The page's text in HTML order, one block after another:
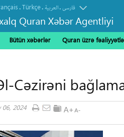
.Türkçe. العربیة.فارسی
Quran Xəbər Agentliyi
Bütün xəbərlər Quran üzrə
Cəzirəni
06, 2024